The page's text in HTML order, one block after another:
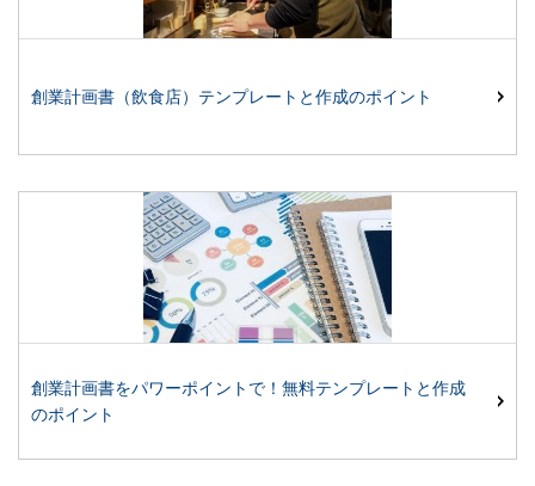
創業計画書（飲食店）テンプレートと作成のポイント
創業計画書をパワーポイントで！無料テンプレートと作成
のポイント